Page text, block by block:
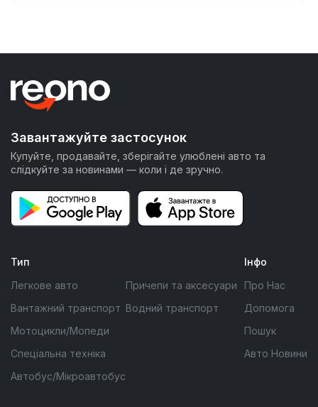
Завантажуйте застосунок
Купуйте, продавайте, зберігайте улюблені авто та
слідкуйте за новинами — коли і де зручно.
Тип
Легкове авто
Вантажний транспорт
Мотоцикли/Мопеди
Спеціальна техніка
Автобус/Мікроавтобус
Причепи та аксесуари
Водний транспорт
Інфо
Про Нас
Допомога
Пошук
Авто Новини